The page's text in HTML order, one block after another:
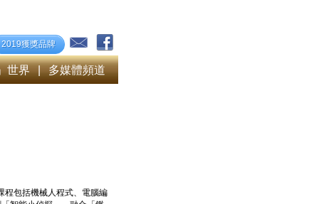
2019獲獎品牌
世界 | 多媒體頻道
程包括機械人程式、電腦編